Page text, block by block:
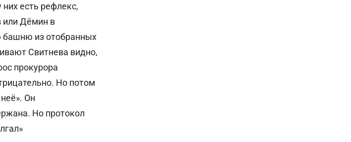
есть рефлекс,
или Дёмин в
башню из отобранных
Свитнева видно,
прокурора
Но потом
Он
Но протокол